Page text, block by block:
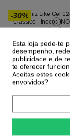
-30%
Verniz Like Gel 124
Inocos
2,17 €
Esta loja pede-te
desempenho,
publicidade e de
te oferecer
Aceitas estes
envolvidos?